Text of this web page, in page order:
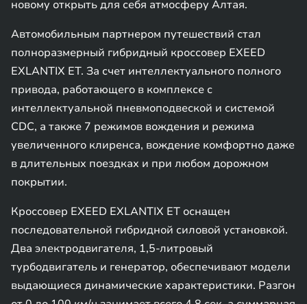
новому открыть для себя атмосферу Алтая.
Автомобильным партнером путешествий стал
полноразмерный гибридный кроссовер EXEED
EXLANTIX ET. За счет интеллектуального полного
привода, работающего в комплексе с
интеллектуальной пневмоподвеской и системой
CDC, а также 7 режимов вождения и режима
увеличенного клиренса, вождение комфортно даже
в длительных поездках и при любом дорожном
покрытии.
Кроссовер EXEED EXLANTIX ET оснащен
последовательной гибридной силовой установкой.
Два электродвигателя, 1,5-литровый
турбодвигатель и генератор, обеспечивают модели
выдающиеся динамические характеристики. Разгон